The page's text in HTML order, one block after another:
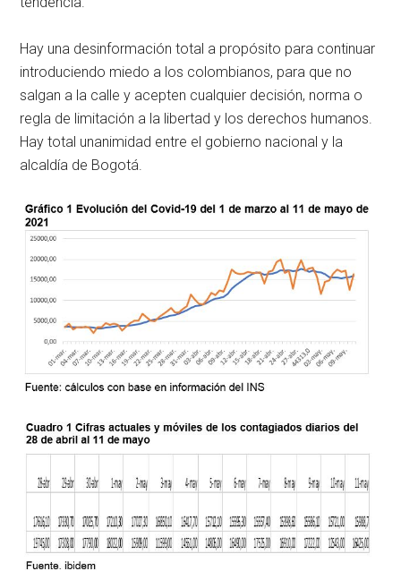
Hay una desinformación total a propósito para continuar
introduciendo miedo a los colombianos, para que no
salgan a la calle y acepten cualquier decisión, norma o
regla de limitación a la libertad y los derechos humanos.
Hay total unanimidad entre el gobierno nacional y la
alcaldía de Bogotá.